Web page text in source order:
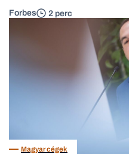
Forbes 2 perc
Magyar cégek